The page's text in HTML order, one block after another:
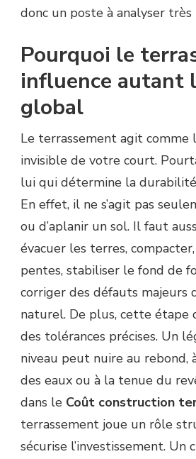
donc un poste à analyser
Pourquoi le
influence autant
global
Le terrassement agit comme
invisible de votre court.
lui qui détermine la durabilité
En effet, il ne s’agit pas
ou d’aplanir un sol. Il faut
évacuer les terres,
pentes, stabiliser le fond de
corriger des défauts majeurs
naturel. De plus, cette étape
des tolérances précises. Un
niveau peut nuire au rebond,
des eaux ou à la tenue du
dans le Coût construction
terrassement joue un rôle
sécurise l’investissement. Un